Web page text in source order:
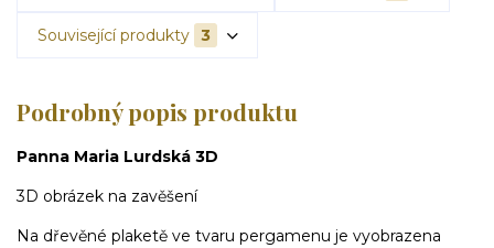
Související produkty 3
Podrobný popis produktu
Panna Maria Lurdská 3D
3D obrázek na zavěšení
Na dřevěné plaketě ve tvaru pergamenu je vyobrazena